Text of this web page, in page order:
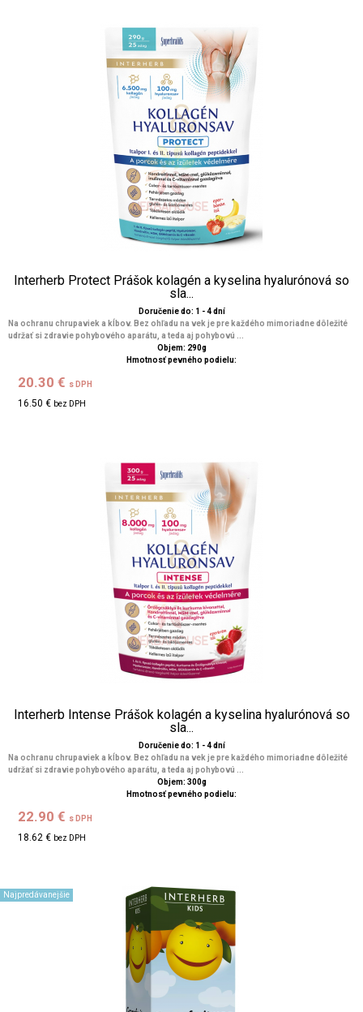
Interherb Protect Prášok kolagén a kyselina hyalurónová so
sla...
Doručenie do: 1 - 4 dní
Na ochranu chrupaviek a kĺbov. Bez ohľadu na vek je pre každého mimoriadne dôležité
udržať si zdravie pohybového aparátu, a teda aj pohybovú ...
Objem: 290g
Hmotnosť pevného podielu:
20.30 € s DPH
16.50 € bez DPH
Interherb Intense Prášok kolagén a kyselina hyalurónová so
sla...
Doručenie do: 1 - 4 dní
Na ochranu chrupaviek a kĺbov. Bez ohľadu na vek je pre každého mimoriadne dôležité
udržať si zdravie pohybového aparátu, a teda aj pohybovú ...
Objem: 300g
Hmotnosť pevného podielu:
22.90 € s DPH
18.62 € bez DPH
Najpredávanejšie